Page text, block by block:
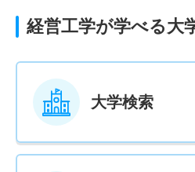
経営工学が学べる大
大学検索